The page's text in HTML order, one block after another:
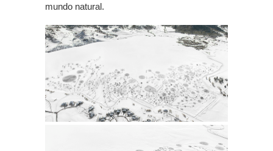
mundo natural.